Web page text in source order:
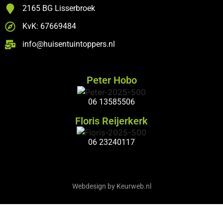
2165 BG Lisserbroek
KvK: 67669484
info@huisentuintoppers.nl
Peter Hobo
06 13585506
Floris Reijerkerk
06 23240117
Webdesign by Keurweb.nl